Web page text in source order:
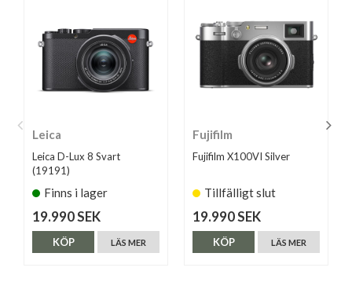
Leica
Leica D-Lux 8 Svart
(19191)
Finns i lager
19.990 SEK
LÄS MER
KÖP
Fujifilm
Fujifilm X100VI Silver
Tillfälligt slut
19.990 SEK
LÄS MER
KÖP